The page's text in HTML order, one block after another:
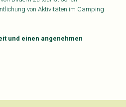
von Aktivitäten im Camping
und einen angenehmen